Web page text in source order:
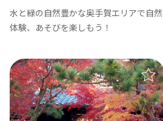
君津市
富津市
袖ケ浦市
市原市
水と緑の自然豊かな奥手賀エリアで自然
体験、あそびを楽しもう！